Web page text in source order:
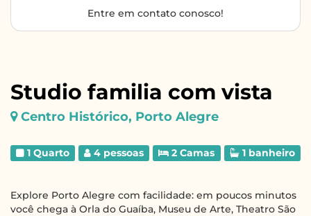
Studio familia com vista
Centro Histórico, Porto Alegre
1 Quarto 4 pessoas 2 Camas 1 banheiro
Explore Porto Alegre com facilidade: em poucos minutos
você chega à Orla do Guaíba, Museu de Arte, Theatro São
Entre em contato conosco!